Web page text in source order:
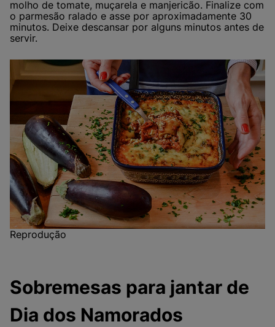
molho de tomate, muçarela e manjericão. Finalize com
o parmesão ralado e asse por aproximadamente 30
minutos. Deixe descansar por alguns minutos antes de
servir.
Reprodução
Sobremesas para jantar de
Dia dos Namorados